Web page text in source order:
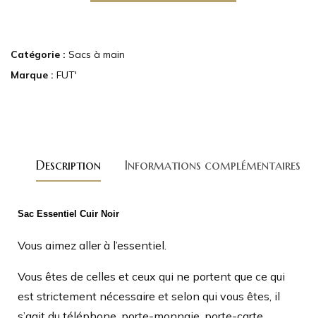
Catégorie : Sacs à main
Marque : FUT'
Description Informations complémentaires
Sac Essentiel Cuir Noir
Vous aimez aller à l’essentiel.
Vous êtes de celles et ceux qui ne portent que ce qui
est strictement nécessaire et selon qui vous êtes, il